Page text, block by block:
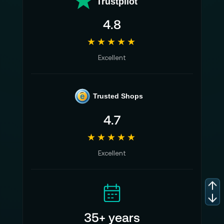
Keine Abgase, kein Lärm, keine Wartung
Weltweit schnellste Aufladegeschwindigkeit
Versorgen Sie 99 % Ihrer Geräte : 2.048 Wh
- bis zu 3.100 W
Kapazität: 2.048 Wh
4.8
★★★★★
Excellent
e Trusted Shops
4.7
★★★★★
Excellent
35+ years